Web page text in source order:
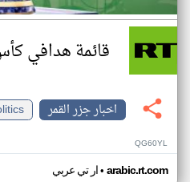
قائمة هدافي كأس
اخبار جزر القمر
QG60YL
ار تي عربي• arabic.rt.com